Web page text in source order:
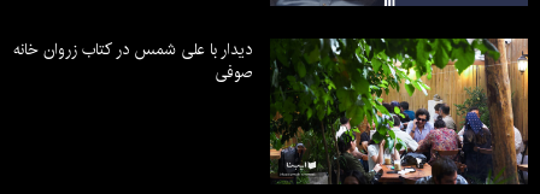
دیدار با علی شمس در کتاب زروان خانه
صوفی